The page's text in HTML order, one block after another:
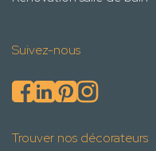
Suivez-nous
Trouver nos décorateurs